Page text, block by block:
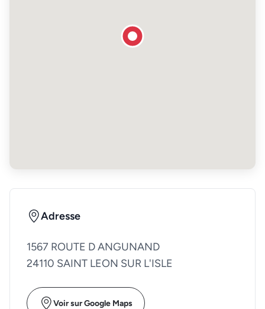
Adresse
1567 ROUTE D ANGUNAND
24110 SAINT LEON SUR L'ISLE
Voir sur Google Maps